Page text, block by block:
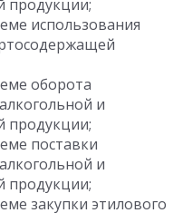
продукции;
использования
оборота
и
продукции;
поставки
и
продукции;
закупки этилового